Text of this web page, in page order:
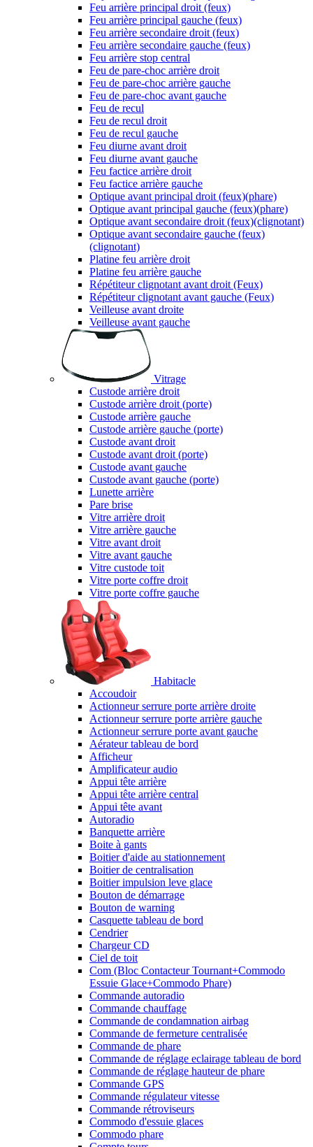
Feu arrière principal droit (feux)
Feu arrière principal gauche (feux)
Feu arrière secondaire droit (feux)
Feu arrière secondaire gauche (feux)
Feu arrière stop central
Feu de pare-choc arrière droit
Feu de pare-choc arrière gauche
Feu de pare-choc avant gauche
Feu de recul
Feu de recul droit
Feu de recul gauche
Feu diurne avant droit
Feu diurne avant gauche
Feu factice arrière droit
Feu factice arrière gauche
Optique avant principal droit (feux)(phare)
Optique avant principal gauche (feux)(phare)
Optique avant secondaire droit (feux)(clignotant)
Optique avant secondaire gauche (feux)
(clignotant)
Platine feu arrière droit
Platine feu arrière gauche
Répétiteur clignotant avant droit (Feux)
Répétiteur clignotant avant gauche (Feux)
Veilleuse avant droite
Veilleuse avant gauche
Vitrage
Custode arrière droit
Custode arrière droit (porte)
Custode arrière gauche
Custode arrière gauche (porte)
Custode avant droit
Custode avant droit (porte)
Custode avant gauche
Custode avant gauche (porte)
Lunette arrière
Pare brise
Vitre arrière droit
Vitre arrière gauche
Vitre avant droit
Vitre avant gauche
Vitre custode toit
Vitre porte coffre droit
Vitre porte coffre gauche
Habitacle
Accoudoir
Actionneur serrure porte arrière droite
Actionneur serrure porte arrière gauche
Actionneur serrure porte avant gauche
Aérateur tableau de bord
Afficheur
Amplificateur audio
Appui tête arrière
Appui tête arrière central
Appui tête avant
Autoradio
Banquette arrière
Boite à gants
Boitier d'aide au stationnement
Boitier de centralisation
Boitier impulsion leve glace
Bouton de démarrage
Bouton de warning
Casquette tableau de bord
Cendrier
Chargeur CD
Ciel de toit
Com (Bloc Contacteur Tournant+Commodo
Essuie Glace+Commodo Phare)
Commande autoradio
Commande chauffage
Commande de condamnation airbag
Commande de fermeture centralisée
Commande de phare
Commande de réglage eclairage tableau de bord
Commande de réglage hauteur de phare
Commande GPS
Commande régulateur vitesse
Commande rétroviseurs
Commodo d'essuie glaces
Commodo phare